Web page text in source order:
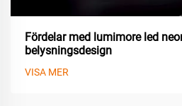
Fördelar med lumimore led
belysningsdesign
VISA MER